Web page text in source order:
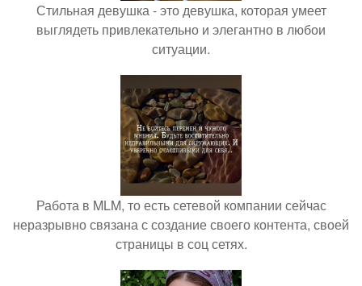
Стильная девушка - это девушка, которая умеет
выглядеть привлекательно и элегантно в любои
ситуации.
Работа в MLM, то есть сетевой компании сейчас
неразрывно связана с создание своего контента, своей
страницы в соц сетях.